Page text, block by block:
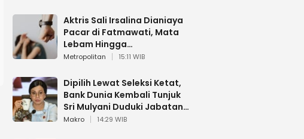
Aktris Sali Irsalina Dianiaya
Pacar di Fatmawati, Mata
Lebam Hingga
Diselamatkan Polantas
Metropolitan 15:11 WIB
Dipilih Lewat Seleksi Ketat,
Bank Dunia Kembali Tunjuk
Sri Mulyani Duduki Jabatan
Strategis
Makro 14:29 WIB